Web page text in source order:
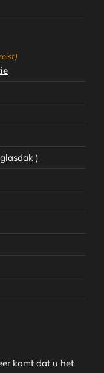
)
komt dat u het